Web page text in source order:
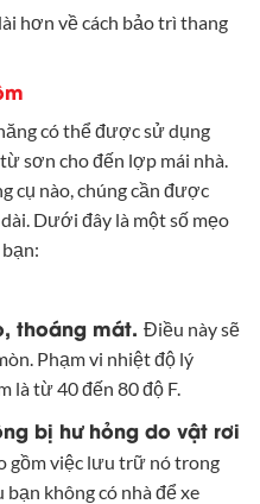
hơn về cách bảo trì thang
có thể được sử dụng
sơn cho đến lợp mái nhà.
cụ nào, chúng cần được
Dưới đây là một số mẹo
thoáng mát. Điều này sẽ
Phạm vi nhiệt độ lý
là từ 40 đến 80 độ F.
bị hư hỏng do vật rơi
gồm việc lưu trữ nó trong
bạn không có nhà để xe